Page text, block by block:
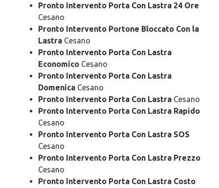
Pronto Intervento Porta Con Lastra 24 Ore
Cesano
Pronto Intervento Portone Bloccato Con la
Lastra Cesano
Pronto Intervento Porta Con Lastra
Economico Cesano
Pronto Intervento Porta Con Lastra
Domenica Cesano
Pronto Intervento Porta Con Lastra Cesano
Pronto Intervento Porta Con Lastra Rapido
Cesano
Pronto Intervento Porta Con Lastra SOS
Cesano
Pronto Intervento Porta Con Lastra Prezzo
Cesano
Pronto Intervento Porta Con Lastra Costo